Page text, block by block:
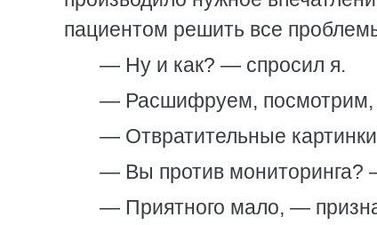
пациентом решить все
— Ну и как? — спросил я.
— Расшифруем, посмотрим,
— Отвратительные
— Вы против мониторинга?
— Приятного мало, —